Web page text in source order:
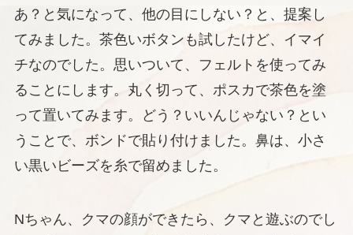
あ？と気になって、他の目にしない？と、提案し
てみました。茶色いボタンも試したけど、イマイ
チなのでした。思いついて、フェルトを使ってみ
ることにします。丸く切って、ポスカで茶色を塗
って置いてみます。どう？いいんじゃない？とい
うことで、ボンドで貼り付けました。鼻は、小さ
い黒いビーズを糸で留めました。
Nちゃん、クマの顔ができたら、クマと遊ぶのでし